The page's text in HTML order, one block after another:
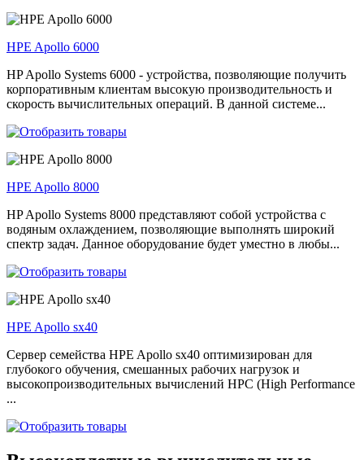
HPE Apollo 6000
HP Apollo Systems 6000 - устройства, позволяющие получить
корпоративным клиентам высокую производительность и
скорость вычислительных операций. В данной системе...
HPE Apollo 8000
HP Apollo Systems 8000 представляют собой устройства с
водяным охлаждением, позволяющие выполнять широкий
спектр задач. Данное оборудование будет уместно в любы...
HPE Apollo sx40
Сервер семейства HPE Apollo sx40 оптимизирован для
глубокого обучения, смешанных рабочих нагрузок и
высокопроизводительных вычислений HPC (High Performance
...